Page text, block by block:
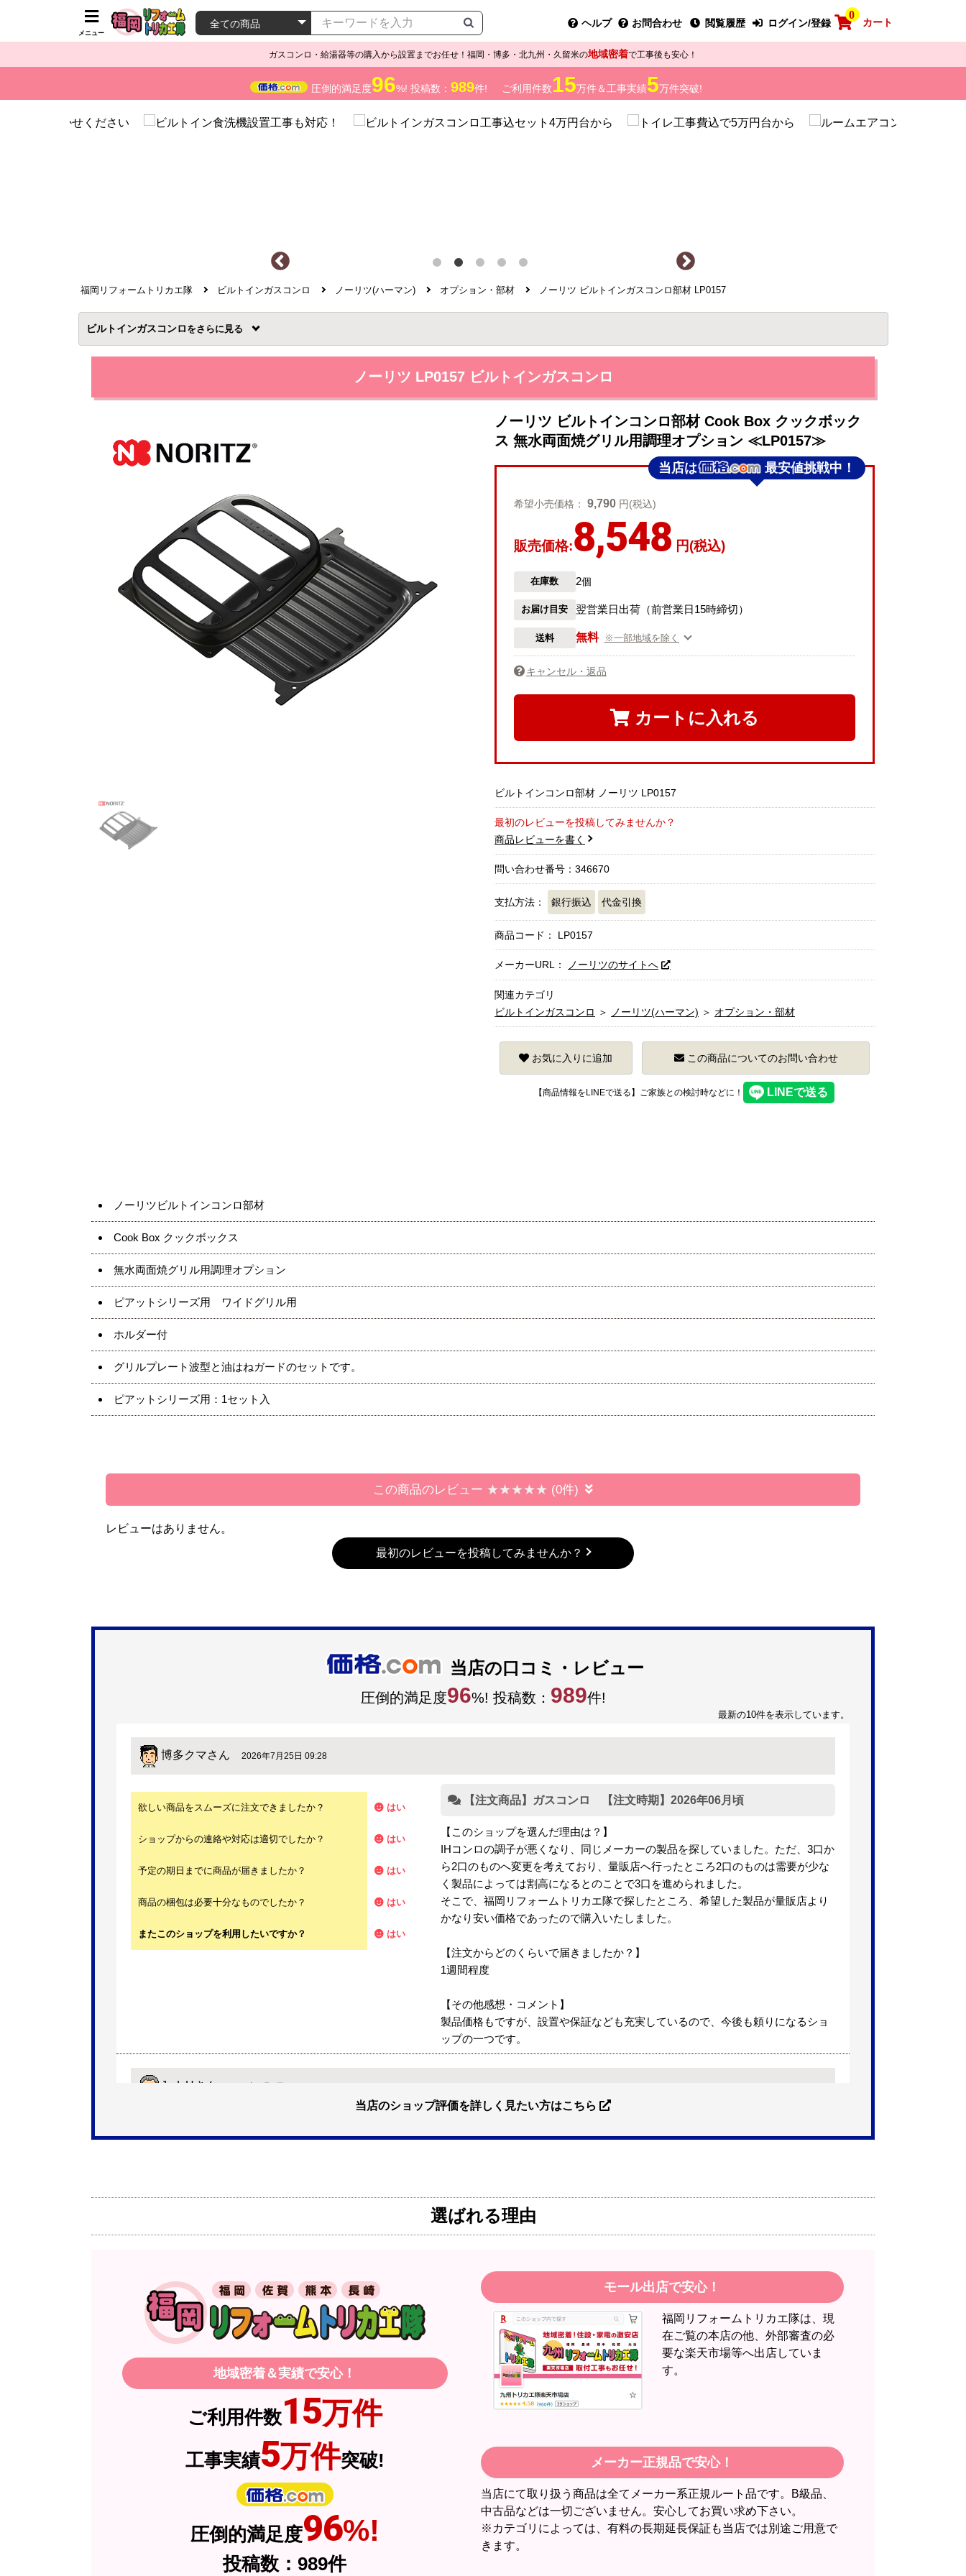
メニュー
ヘルプ お問合わせ 閲覧履歴 ログイン/登録
0
カート
ガスコンロ・給湯器等の購入から設置までお任せ！福岡・博多・北九州・久留米の地域密着で工事後も安心！
圧倒的満足度96%! 投稿数： 989件! ご利用件数15万件＆工事実績5万件突破!
福岡リフォームトリカエ隊 ビルトインガスコンロ ノーリツ(ハーマン) オプション・部材 ノーリツ ビルトインガスコンロ部材 LP0157
ビルトインガスコンロ を
ノーリツ LP0157 ビルトインガスコンロ
ノーリツ ビルトインコンロ部材 Cook Box クックボック
ス 無水両面焼グリル用調理オプション ≪LP0157≫
当店は 最安値挑戦中！
希望小売価格： 9,790 円(税込)
販売価格:8,548 円(税込)
在庫数 2個
お届け目安 翌営業日出荷（前営業日15時締切）
送料 無料 ※一部地域を除く
キャンセル・返品
カートに入れる
ビルトインコンロ部材 ノーリツ LP0157
最初のレビューを投稿してみませんか？
商品レビューを書く
問い合わせ番号：346670
支払方法： 銀行振込 代金引換
商品コード： LP0157
メーカーURL： ノーリツのサイトへ
関連カテゴリ
ビルトインガスコンロ ＞ ノーリツ(ハーマン) ＞ オプション・部材
お気に入りに追加 この商品についてのお問い合わせ
【商品情報をLINEで送る】ご家族との検討時などに！
ノーリツビルトインコンロ部材
Cook Box クックボックス
無水両面焼グリル用調理オプション
ピアットシリーズ用 ワイドグリル用
ホルダー付
グリルプレート波型と油はねガードのセットです。
ピアットシリーズ用：1セット入
この商品のレビュー (0件)
レビューはありません。
最初のレビューを投稿してみませんか？
当店の口コミ・レビュー
圧倒的満足度96%! 投稿数： 989件!
最新の10件を表示しています。
博多クマさん 2026年7月25日 09:28
欲しい商品をスムーズに注文できましたか？ はい
ショップからの連絡や対応は適切でしたか？ はい
予定の期日までに商品が届きましたか？ はい
商品の梱包は必要十分なものでしたか？ はい
またこのショップを利用したいですか？ はい
【注文商品】ガスコンロ 【注文時期】2026年06月頃
【このショップを選んだ理由は？】
IHコンロの調子が悪くなり、同じメーカーの製品を探していました。ただ、3口か
ら2口のものへ変更を考えており、量販店へ行ったところ2口のものは需要が少な
く製品によっては割高になるとのことで3口を進められました。
そこで、福岡リフォームトリカエ隊で探したところ、希望した製品が量販店より
かなり安い価格であったので購入いたしました。
【注文からどのくらいで届きましたか？】
1週間程度
【その他感想・コメント】
製品価格もですが、設置や保証なども充実しているので、今後も頼りになるショ
ップの一つです。
JodyH さん
欲しい商品をスムーズに注文できましたか？ はい
予定の期日までに商品が届きましたか？ はい
商品の梱包は必要十分なものでしたか？ はい
近隣のショップでしっかりやってくれそうだったから！
【注文からどのくらいで届きましたか？】
スイートポテト頭さん 2026年6月30日 23:50
欲しい商品をスムーズに注文できましたか？ はい
ショップからの連絡や対応は適切でしたか？
予定の期日までに商品が届きましたか？
商品の梱包は必要十分なものでしたか？
またこのショップを利用したいですか？
【注文商品】エアコン・クーラー 【注文時期】2026年06月頃
【注文からどのくらいで届きましたか？】
【その他感想・コメント】
工事対応は、１０点満点の３．５点。マイナス１．５点は、少々工事が雑。
過去の業者で一番最低。良かった点は、ただ一つ、愛想が良かったこと。
当店のショップ評価を詳しく見たい方はこちら
選ばれる理由
地域密着＆実績で安心！
ご利用件数15万件
工事実績5万件突破!
圧倒的満足度96%!
投稿数： 989件
モール出店で安心！
福岡リフォームトリカエ隊は、現
在ご覧の本店の他、外部審査の必
要な楽天市場等へ出店していま
す。
メーカー正規品で安心！
当店にて取り扱う商品は全てメーカー系正規ルート品です。B級品、
中古品などは一切ございません。安心してお買い求め下さい。
※カテゴリによっては、有料の長期延長保証も当店では別途ご用意で
きます。